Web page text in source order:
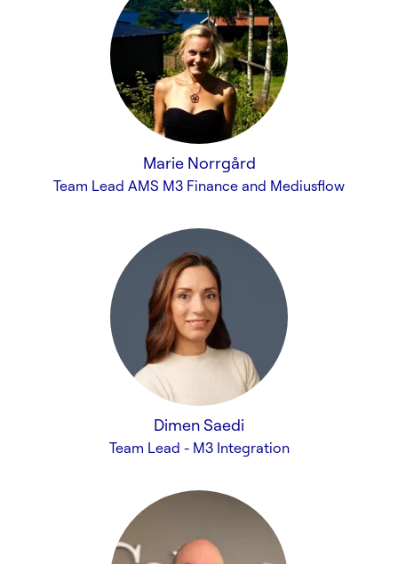
Marie Norrgård
Team Lead AMS M3 Finance and Mediusflow
Dimen Saedi
Team Lead - M3 Integration